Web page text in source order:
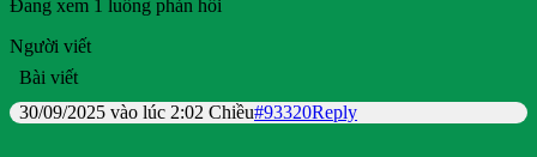
Đang xem 1 luồng phản hồi
Người viết
Bài viết
30/09/2025 vào lúc 2:02 Chiều#93320Reply